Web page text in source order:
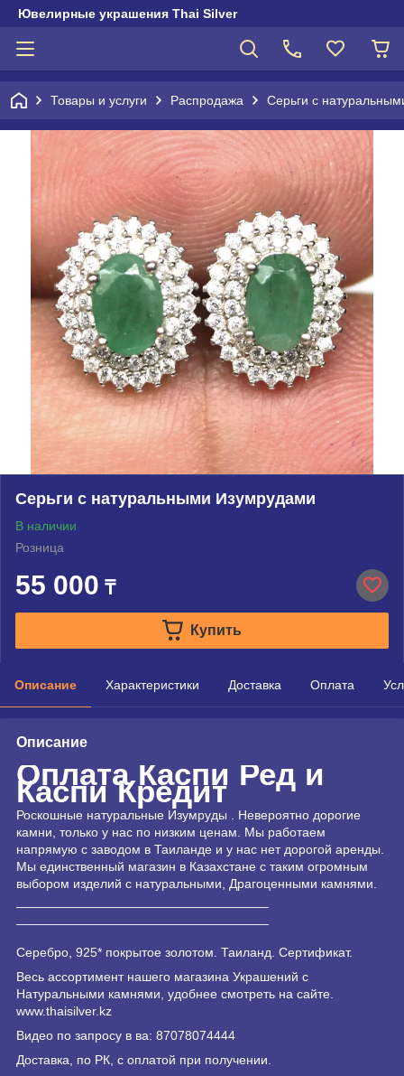
Ювелирные украшения Thai Silver
Товары и услуги Распродажа Серьги с
Серьги с натуральными Изумрудами
В наличии
Розница
55 000 ₸
Купить
Описание Характеристики Доставка Оплата
Описание
Оплата Каспи Ред и
Каспи Кредит
Роскошные натуральные Изумруды . Невероятно дорогие
камни, только у нас по низким ценам. Мы работаем
напрямую с заводом в Таиланде и у нас нет дорогой аренды.
Мы единственный магазин в Казахстане с таким огромным
выбором изделий с натуральными, Драгоценными камнями.
Серебро, 925* покрытое золотом. Таиланд. Сертификат.
Весь ассортимент нашего магазина Украшений с
Натуральными камнями, удобнее смотреть на сайте.
www.thaisilver.kz
Видео по запросу в ва: 87078074444
Доставка, по РК, с оплатой при получении.